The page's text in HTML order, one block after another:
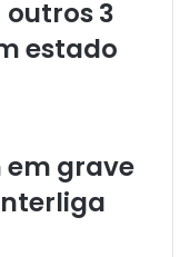
3
estado
em grave